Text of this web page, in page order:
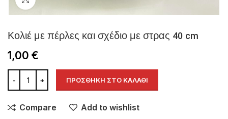
Κολιέ με πέρλες και σχέδιο με στρας 40 cm
1,00 €
ΠΡΟΣΘΉΚΗ ΣΤΟ ΚΑΛΆΘΙ
Compare Add to wishlist